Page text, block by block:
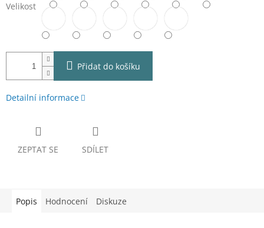
Velikost
Přidat do košíku
Detailní informace
ZEPTAT SE SDÍLET
Popis Hodnocení Diskuze